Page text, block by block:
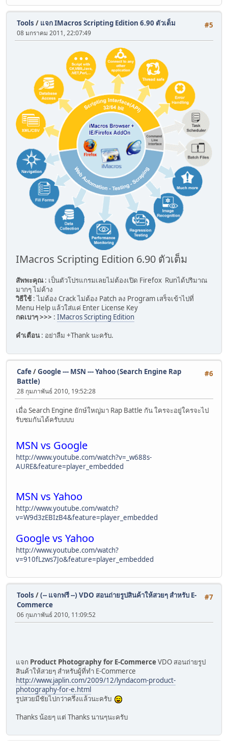
#5
Tools / แจก IMacros Scripting Edition 6.90 ตัวเต็ม
08 มกราคม 2011, 22:07:49
IMacros Scripting Edition 6.90 ตัวเต็ม
สัพพะคุณ: เป็นตัวโปรแกรมเลยไม่ต้องเปิด Firefox Runได้ปริมาณ
มากๆ ไม่ค้าง
วิธีใช้ : ไม่ต้อง Crack ไม่ต้อง Patch ลง Program เสร็จเข้าไปที่
Menu Help แล้วใส่แค่ Enter License Key
กดเบาๆ >>> : IMacros Scripting Edition
คำเตือน: อย่าลืม +Thank นะครับ.
#6
Cafe/Google --- MSN --- Yahoo (Search Engine Rap
Battle)
28 กุมภาพันธ์ 2010, 19:52:28
เมื่อ Search Engine ยักษ์ใหญ่มา Rap Battle กัน ใครจะอยู่ใครจะไป
รับชมกันได้ครับบบบ
MSN vs Google
http://www.youtube.com/watch?v=_w688s-
AURE&feature=player_embedded
MSN vs Yahoo
http://www.youtube.com/watch?
v=W9d3zEBIzB4&feature=player_embedded
Google vs Yahoo
http://www.youtube.com/watch?
v=910fLzws7Jo&feature=player_embedded
#7
Tools /(-- แจกฟรี --) VDO สอนถ่ายรูปสินค้าให้สวยๆ สำหรับ E-
Commerce
06 กุมภาพันธ์ 2010, 11:09:52
แจก Product Photography for E-CommerceVDO สอนถ่ายรูป
สินค้าให้สวยๆ สำหรับผู้ที่ทำ E-Commerce
http://www.japlin.com/2009/12/lyndacom-product-
photography-for-e.html
รูปสวยมีชัยไปกว่าครึ่งแล้วนะครับ
Thanks น้อยๆ แต่ Thanks นานๆนะครับ